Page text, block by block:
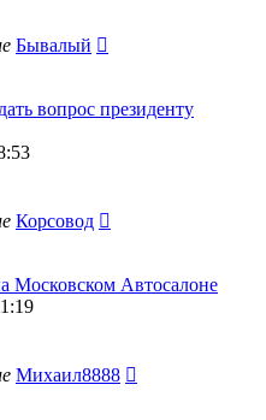
Бывалый
вопрос президенту
Корсовод
Московском Автосалоне
Михаил8888